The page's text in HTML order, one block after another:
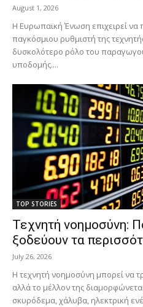
August 1, 2026
Η Ευρωπαϊκή Ένωση επιχειρεί να
παγκόσμιου ρυθμιστή της
δυσκολότερο ρόλο του
υποδομής....
TOP STORIES
Τεχνητή νοημοσύνη:
ξοδεύουν τα
July 26, 2026
Η τεχνητή νοημοσύνη μπορεί να
αλλά το μέλλον της
σκυρόδεμα, χάλυβα, ηλεκτρική